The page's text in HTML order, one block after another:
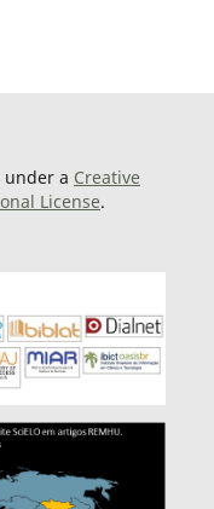
a Creative
License.